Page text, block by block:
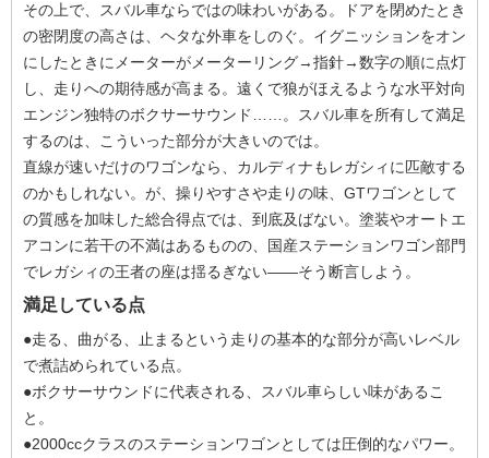
その上で、スバル車ならではの味わいがある。ドアを閉めたとき
の密閉度の高さは、ヘタな外車をしのぐ。イグニッションをオン
にしたときにメーターがメーターリング→指針→数字の順に点灯
し、走りへの期待感が高まる。遠くで狼がほえるような水平対向
エンジン独特のボクサーサウンド……。スバル車を所有して満足
するのは、こういった部分が大きいのでは。
直線が速いだけのワゴンなら、カルディナもレガシィに匹敵する
のかもしれない。が、操りやすさや走りの味、GTワゴンとして
の質感を加味した総合得点では、到底及ばない。塗装やオートエ
アコンに若干の不満はあるものの、国産ステーションワゴン部門
でレガシィの王者の座は揺るぎない――そう断言しよう。
満足している点
●走る、曲がる、止まるという走りの基本的な部分が高いレベル
で煮詰められている点。
●ボクサーサウンドに代表される、スバル車らしい味があるこ
と。
●2000ccクラスのステーションワゴンとしては圧倒的なパワー。